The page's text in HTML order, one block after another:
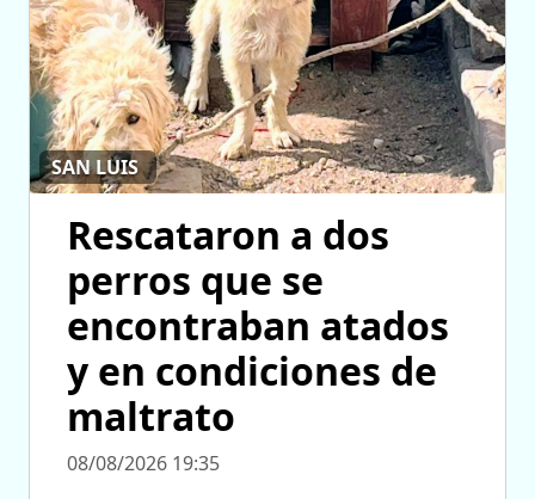
SAN LUIS
Rescataron a dos
perros que se
encontraban atados
y en condiciones de
maltrato
08/08/2026 19:35